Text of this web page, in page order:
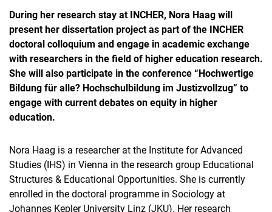
During her research stay at INCHER, Nora Haag will
present her dissertation project as part of the INCHER
doctoral colloquium and engage in academic exchange
with researchers in the field of higher education research.
She will also participate in the conference “Hochwertige
Bildung für alle? Hochschulbildung im Justizvollzug” to
engage with current debates on equity in higher
education.
Nora Haag is a researcher at the Institute for Advanced
Studies (IHS) in Vienna in the research group Educational
Structures & Educational Opportunities. She is currently
enrolled in the doctoral programme in Sociology at
Johannes Kepler University Linz (JKU). Her research